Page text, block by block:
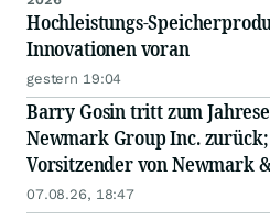
Hochleistungs-
Innovationen voran
gestern 19:04
Barry Gosin tritt zum
Newmark Group Inc.
Vorsitzender von Newmark
operativen Gesellschaft von
07.08.26, 18:47